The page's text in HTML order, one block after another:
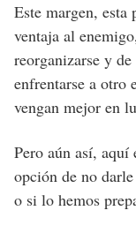
Este margen, esta
ventaja al
reorganizarse y
enfrentarse a otro
vengan mejor en
Pero aún así, aquí
opción de no
o si lo hemos